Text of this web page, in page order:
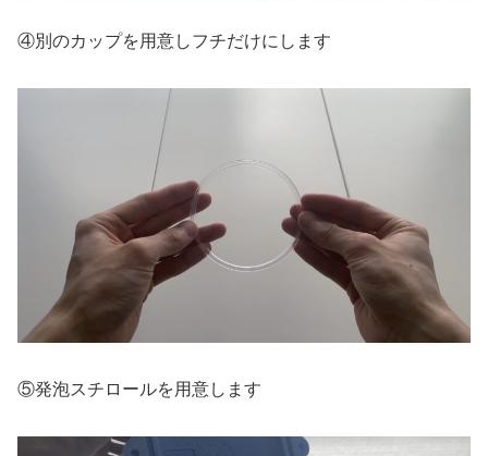
④別のカップを用意しフチだけにします
⑤発泡スチロールを用意します